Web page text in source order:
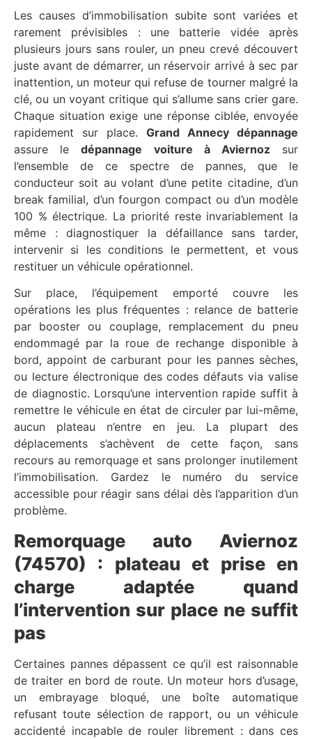
Les causes d’immobilisation subite sont variées et
rarement prévisibles : une batterie vidée après
plusieurs jours sans rouler, un pneu crevé découvert
juste avant de démarrer, un réservoir arrivé à sec par
inattention, un moteur qui refuse de tourner malgré la
clé, ou un voyant critique qui s’allume sans crier gare.
Chaque situation exige une réponse ciblée, envoyée
rapidement sur place. Grand Annecy dépannage
assure ledépannage voiture à Aviernozsur
l’ensemble de ce spectre de pannes, que le
conducteur soit au volant d’une petite citadine, d’un
break familial, d’un fourgon compact ou d’un modèle
100 % électrique. La priorité reste invariablement la
même : diagnostiquer la défaillance sans tarder,
intervenir si les conditions le permettent, et vous
restituer un véhicule opérationnel.
Sur place, l’équipement emporté couvre les
opérations les plus fréquentes : relance de batterie
par booster ou couplage, remplacement du pneu
endommagé par la roue de rechange disponible à
bord, appoint de carburant pour les pannes sèches,
ou lecture électronique des codes défauts via valise
de diagnostic. Lorsqu’une intervention rapide suffit à
remettre le véhicule en état de circuler par lui-même,
aucun plateau n’entre en jeu. La plupart des
déplacements s’achèvent de cette façon, sans
recours au remorquage et sans prolonger inutilement
l’immobilisation. Gardez le numéro du service
accessible pour réagir sans délai dès l’apparition d’un
problème.
Remorquage auto Aviernoz
(74570) : plateau et prise en
charge adaptée quand
l’intervention sur place ne suffit
pas
Certaines pannes dépassent ce qu’il est raisonnable
de traiter en bord de route. Un moteur hors d’usage,
un embrayage bloqué, une boîte automatique
refusant toute sélection de rapport, ou un véhicule
accidenté incapable de rouler librement : dans ces